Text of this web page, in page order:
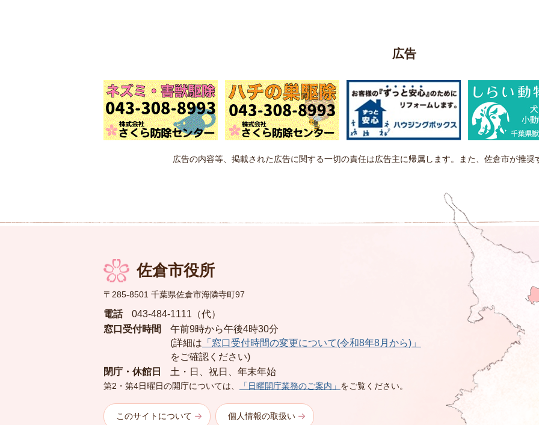
広告
広告の内容等、掲載された広告に関する一切の責任は広告主に帰属します。また、佐倉市が推奨
佐倉市役所
〒285-8501 千葉県佐倉市海隣寺町97
電話
043-484-1111（代）
窓口受付時間
午前9時から午後4時30分
(詳細は 「窓口受付時間の変更について(令和8年8月から)」
をご確認ください)
閉庁・休館日
土・日、祝日、年末年始
第2・第4日曜日の開庁については、 「日曜開庁業務のご案内」 をご覧ください。
このサイトについて 個人情報の取扱い